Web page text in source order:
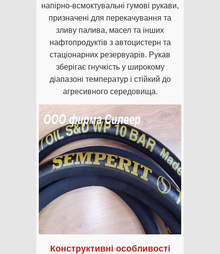
напірно-всмоктувальні гумові рукави,
призначені для перекачування та
зливу палива, масел та інших
нафтопродуктів з автоцистерн та
стаціонарних резервуарів. Рукав
зберігає гнучкість у широкому
діапазоні температур і стійкий до
агресивного середовища.
Конструктивні особливості